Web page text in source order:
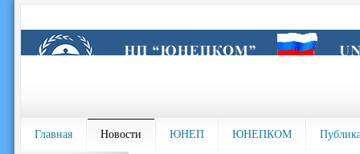
Главная Новости ЮНЕП ЮНЕПКОМ